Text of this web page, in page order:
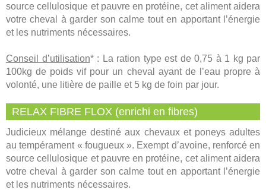
source cellulosique et pauvre en protéine, cet aliment aidera
votre cheval à garder son calme tout en apportant l’énergie
et les nutriments nécessaires.
Conseil d’utilisation* : La ration type est de 0,75 à 1 kg par
100kg de poids vif pour un cheval ayant de l’eau propre à
volonté, une litière de paille et 5 kg de foin par jour.
RELAX FIBRE FLOX (enrichi en fibres)
Judicieux mélange destiné aux chevaux et poneys adultes
au tempérament « fougueux ». Exempt d’avoine, renforcé en
source cellulosique et pauvre en protéine, cet aliment aidera
votre cheval à garder son calme tout en apportant l’énergie
et les nutriments nécessaires.